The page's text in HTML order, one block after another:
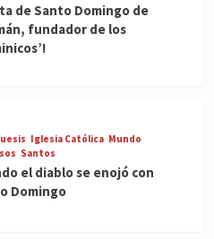
de Santo Domingo de
fundador de los
Iglesia Católica Mundo
Santos
el diablo se enojó con
Domingo